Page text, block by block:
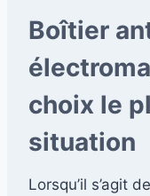
Boîtier
choix le
situation
Lorsqu’il s’agit